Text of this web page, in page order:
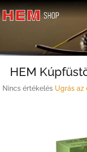
Ugrás
a
HEM
A
Nincs értékelés Ugrás az